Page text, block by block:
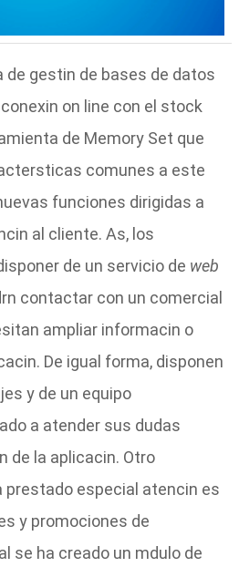
de gestin de bases de datos
on line con el stock
de Memory Set que
comunes a este
funciones dirigidas a
al cliente. As, los
de un servicio de web
contactar con un comercial
ampliar informacin o
De igual forma, disponen
y de un equipo
a atender sus dudas
de la aplicacin. Otro
prestado especial atencin es
y promociones de
se ha creado un mdulo de